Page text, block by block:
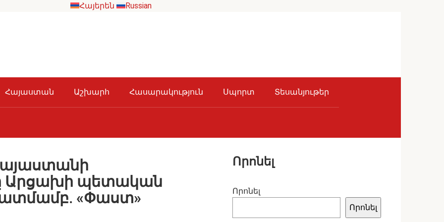
Հայերեն Russian
Հայաստան Աշխարհ Հասարակություն Սպորտ Տեսանյութեր
Արցախի պետական
«Փաստ»
Որոնել
Որոնել
Որոնել